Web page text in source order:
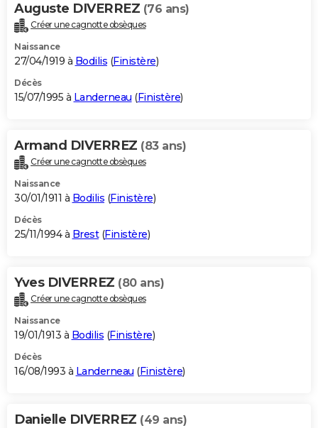
Auguste DIVERREZ (76 ans)
Créer une cagnotte obsèques
Naissance
27/04/1919 à Bodilis (Finistère)
Décès
15/07/1995 à Landerneau (Finistère)
Armand DIVERREZ (83 ans)
Créer une cagnotte obsèques
Naissance
30/01/1911 à Bodilis (Finistère)
Décès
25/11/1994 à Brest(Finistère)
Yves DIVERREZ (80 ans)
Créer une cagnotte obsèques
Naissance
19/01/1913 à Bodilis (Finistère)
Décès
16/08/1993 à Landerneau (Finistère)
Danielle DIVERREZ (49 ans)